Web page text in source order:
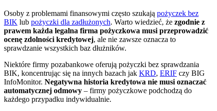
Osoby z problemami finansowymi często szukają pożyczek bez
BIK lub pożyczki dla zadłużonych. Warto wiedzieć, że zgodnie z
prawem każda legalna firma pożyczkowa musi przeprowadzić
ocenę zdolności kredytowej, ale nie zawsze oznacza to
sprawdzanie wszystkich baz dłużników.
Niektóre firmy pozabankowe oferują pożyczki bez sprawdzania
BIK, koncentrując się na innych bazach jak KRD, ERIF czy BIG
InfoMonitor. Negatywna historia kredytowa nie musi oznaczać
automatycznej odmowy – firmy pożyczkowe podchodzą do
każdego przypadku indywidualnie.